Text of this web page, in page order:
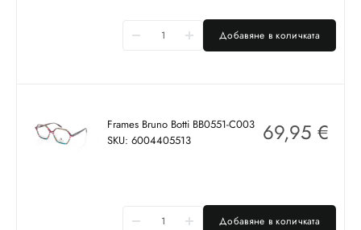
Добавяне в количката
Frames Bruno Botti BB0551-C003
SKU: 6004405513
69,95 €
Добавяне в количката